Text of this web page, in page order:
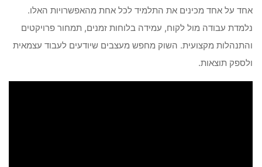
אחד על אחד מכינים את התלמיד לכל אחת מהאפשרויות האלו.
נלמדת עבודה מול לקוח, עמידה בלוחות זמנים, תמחור פרויקטים
והתנהלות מקצועית. השוק מחפש מעצבים שיודעים לעבוד עצמאית
ולספק תוצאות.